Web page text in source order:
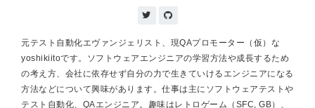
元テスト自動化エヴァンジェリスト、現QAプロモーター（仮）な
yoshikiitoです。ソフトウェアエンジニアの学習方法や成長するため
の考え方、会社に依存せず自分の力で生きていけるエンジニアになる
方法などについて興味があります。仕事は主にソフトウェアテストや
テスト自動化、QAエンジニア。趣味はレトロゲーム（SFC, GB）、